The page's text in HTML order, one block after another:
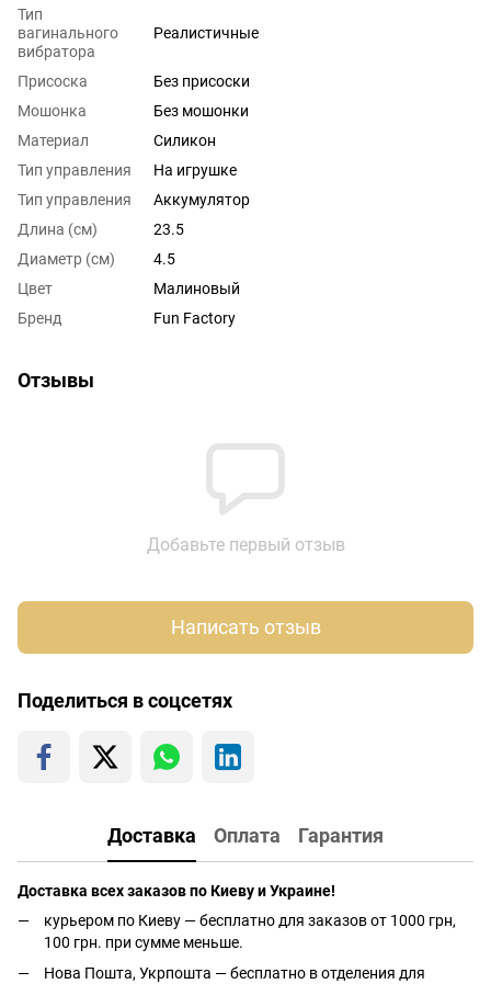
Тип
вагинального
вибратора
Реалистичные
Присоска
Без присоски
Мошонка
Без мошонки
Материал
Силикон
Тип управления
На игрушке
Тип управления
Аккумулятор
Длина (см)
23.5
Диаметр (см)
4.5
Цвет
Малиновый
Бренд
Fun Factory
Отзывы
Добавьте первый отзыв
Написать отзыв
Поделиться в соцсетях
Доставка Оплата Гарантия
Доставка всех заказов по Киеву и Украине!
курьером по Киеву — бесплатно для заказов от 1000 грн,
100 грн. при сумме меньше.
Нова Пошта, Укрпошта — бесплатно в отделения для